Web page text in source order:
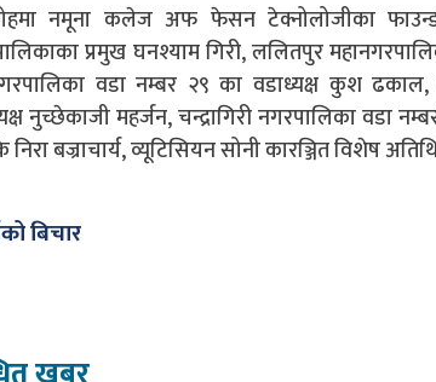
नमूना कलेज अफ फेसन टेक्नोलोजीका
प्रमुख घनश्याम गिरी, ललितपुर
वडा नम्बर २९ का वडाध्यक्ष कुश ढकाल,
नुच्छेकाजी महर्जन, चन्द्रागिरी नगरपालिका वडा
बज्राचार्य, व्यूटिसियन सोनी कारञ्जित विशेष
बिचार